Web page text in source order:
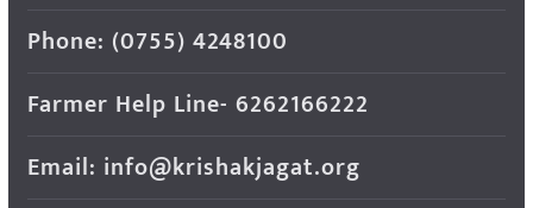
Phone: (0755) 4248100
Farmer Help Line- 6262166222
Email: info@krishakjagat.org